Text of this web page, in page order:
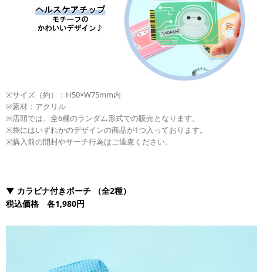
※サイズ（約）：H50×W75mm内
※素材：アクリル
※店頭では、全6種のランダム形式での販売となります。
※袋にはいずれかのデザインの商品が1つ入っております。
※購入前の開封やサーチ行為はご遠慮ください。
▼ カラビナ付きポーチ
（全2種）
税込価格 各1,980円